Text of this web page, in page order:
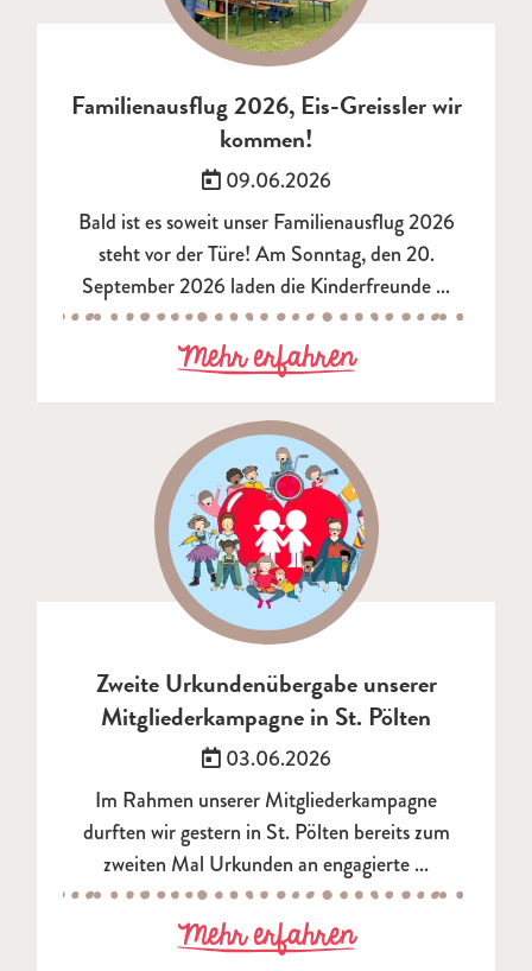
Familienausflug 2026, Eis-Greissler wir
kommen!
Veröffentlicht am:
09.06.2026
Bald ist es soweit unser Familienausflug 2026
steht vor der Türe! Am Sonntag, den 20.
September 2026 laden die Kinderfreunde ...
Mehr erfahrenzu
Zweite Urkundenübergabe unserer
Mitgliederkampagne in St. Pölten
Veröffentlicht am:
03.06.2026
Im Rahmen unserer Mitgliederkampagne
durften wir gestern in St. Pölten bereits zum
zweiten Mal Urkunden an engagierte ...
Mehr erfahrenzu Zweite